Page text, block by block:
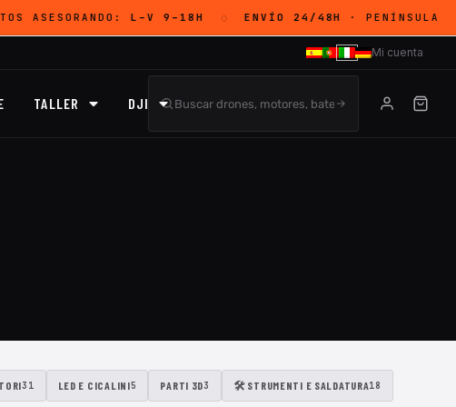
ASESORANDO: L–V 9–18H ENVÍO 24/48H· PENÍNSULA
Mi cuenta
TALLER DJI
31 LED E CICALINI5 PARTI 3D3 🛠 STRUMENTI E SALDATURA18